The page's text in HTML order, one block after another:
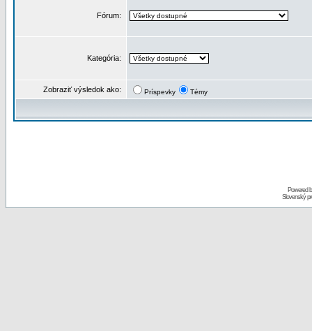
Fórum:
Kategória:
Zobraziť výsledok ako: Príspevky Témy
Powered
Slovenský